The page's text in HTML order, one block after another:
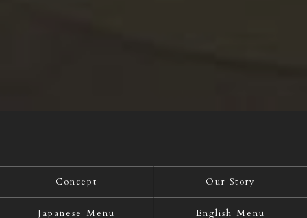
Concept Our Story
Japanese Menu English Menu